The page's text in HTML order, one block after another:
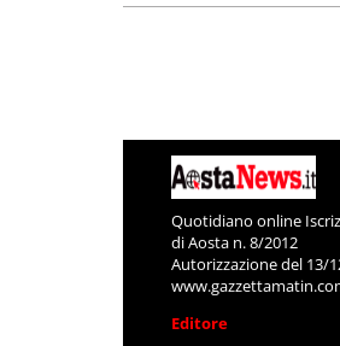
Quotidiano online
di Aosta n. 8/2012
Autorizzazione del 13/
Editore